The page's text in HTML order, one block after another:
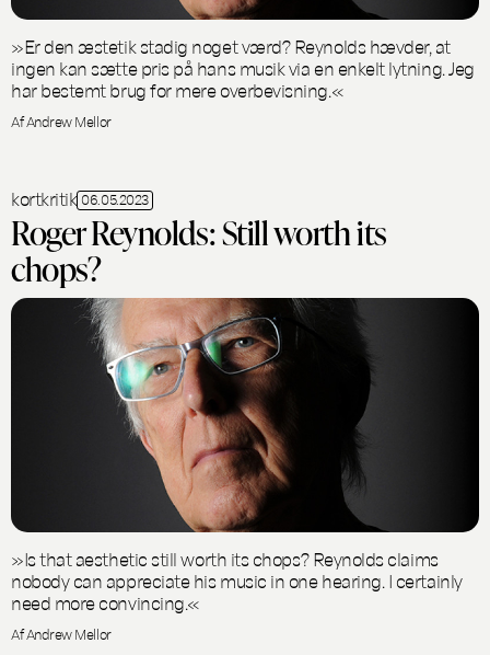
»Er den æstetik stadig noget værd? Reynolds hævder, at
ingen kan sætte pris på hans musik via en enkelt lytning. Jeg
har bestemt brug for mere overbevisning.«
Af Andrew Mellor
kortkritik 06.05.2023
Roger Reynolds: Still worth its
chops?
»Is that aesthetic still worth its chops? Reynolds claims
nobody can appreciate his music in one hearing. I certainly
need more convincing.«
Af Andrew Mellor